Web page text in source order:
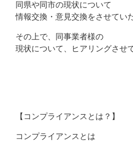
同県や同市の現状について
情報交換・意見交換をさせてい
その上で、同事業者様の
現状について、ヒアリングさせ
【コンプライアンスとは？】
コンプライアンスとは